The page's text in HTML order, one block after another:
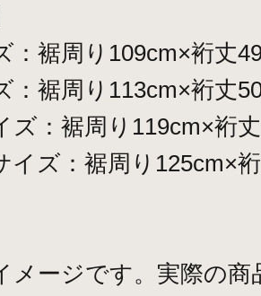
裾周り109cm×裄丈
裾周り113cm×裄丈
：裾周り119cm×裄
ズ：裾周り125cm×
メージです。実際の商